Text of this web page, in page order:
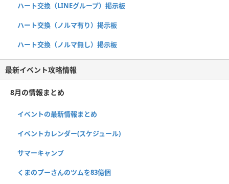
ハート交換（LINEグループ）掲示板
ハート交換（ノルマ有り）掲示板
ハート交換（ノルマ無し）掲示板
最新イベント攻略情報
8月の情報まとめ
イベントの最新情報まとめ
イベントカレンダー(スケジュール)
サマーキャンプ
くまのプーさんのツムを83億個